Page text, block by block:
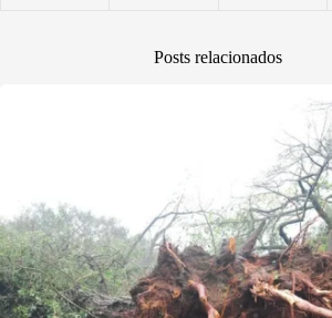
Posts relacionados